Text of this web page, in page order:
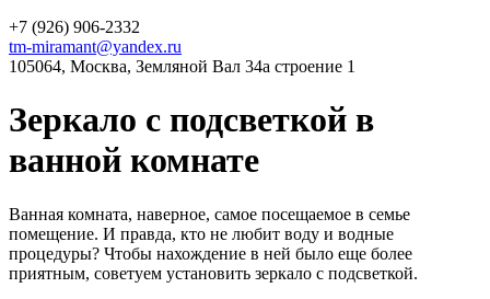
+7 (926) 906-2332
tm-miramant@yandex.ru
105064, Москва, Земляной Вал 34а строение 1
Зеркало с подсветкой в
ванной комнате
Ванная комната, наверное, самое посещаемое в семье
помещение. И правда, кто не любит воду и водные
процедуры? Чтобы нахождение в ней было еще более
приятным, советуем установить зеркало с подсветкой.